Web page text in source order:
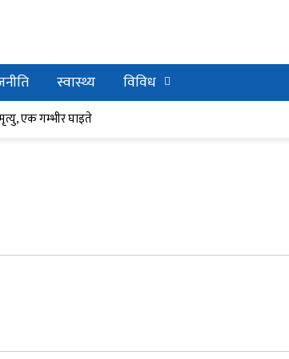
स्वास्थ्य
विविध
एक गम्भीर घाइते